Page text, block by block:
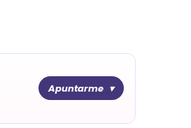
Apuntarme